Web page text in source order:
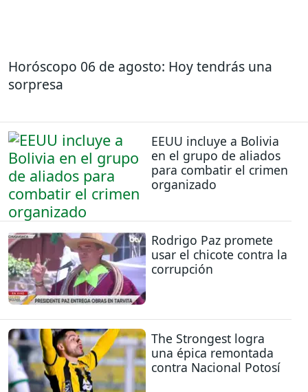
Horóscopo 06 de agosto: Hoy tendrás una
sorpresa
EEUU incluye a Bolivia
en el grupo de aliados
para combatir el crimen
organizado
Rodrigo Paz promete
usar el chicote contra la
corrupción
The Strongest logra
una épica remontada
contra Nacional Potosí